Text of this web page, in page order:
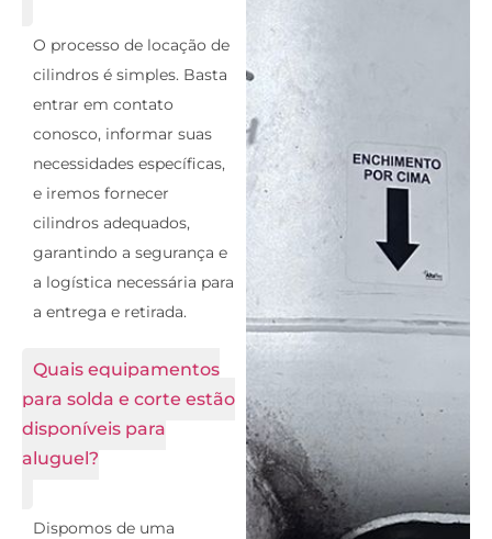
O processo de locação de
cilindros é simples. Basta
entrar em contato
conosco, informar suas
necessidades específicas,
e iremos fornecer
cilindros adequados,
garantindo a segurança e
a logística necessária para
a entrega e retirada.
Quais equipamentos
para solda e corte estão
disponíveis para
aluguel?
Dispomos de uma